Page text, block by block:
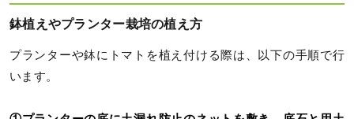
鉢植えやプランター栽培の植え方
プランターや鉢にトマトを植え付ける際は、以下の手順で行
います。